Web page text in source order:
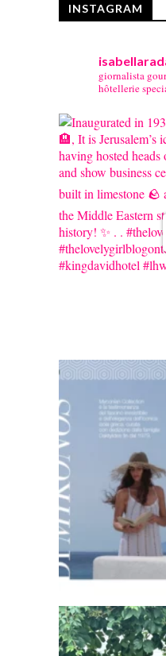
INSTAGRAM
giornalista
hôtellerie